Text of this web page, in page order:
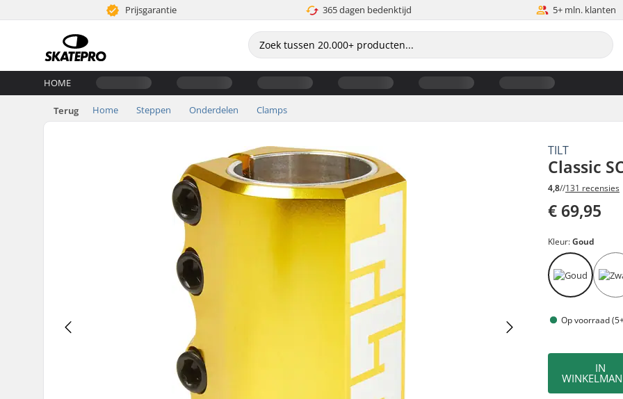
Prijsgarantie 365 dagen bedenktijd 5+ mln. klanten
HOME
Terug Home Steppen Onderdelen Clamps
TILT
Classic
4,8//131 recensies
€ 69,95
Kleur:Goud
Op voorraad
IN